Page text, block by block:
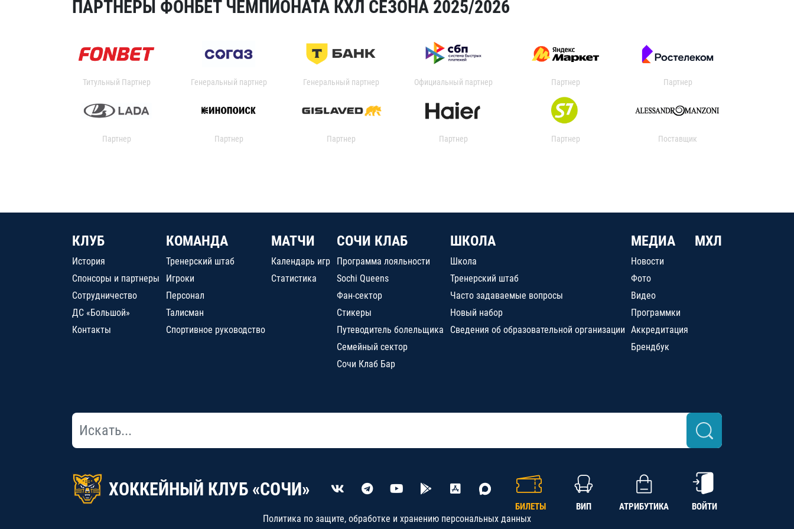
ПАРТНЕРЫ ФОНБЕТ ЧЕМПИОНАТА КХЛ СЕЗОНА 2025/2026
Титульный Партнер Генеральный партнер Генеральный партнер Официальный партнер Партнер Партнер
Партнер Партнер Партнер Партнер Партнер Поставщик
КЛУБ
История
Спонсоры и партнеры
Сотрудничество
ДС «Большой»
Контакты
КОМАНДА
Тренерский штаб
Игроки
Персонал
Талисман
Спортивное руководство
МАТЧИ
Календарь игр
Статистика
СОЧИ КЛАБ
Программа лояльности
Sochi Queens
Фан-сектор
Стикеры
Путеводитель болельщика
Семейный сектор
Сочи Клаб Бар
ШКОЛА
Школа
Тренерский штаб
Часто задаваемые вопросы
Новый набор
Сведения об образовательной организации
МЕДИА
Новости
Фото
Видео
Программки
Аккредитация
Брендбук
МХЛ
ХОККЕЙНЫЙ КЛУБ «СОЧИ»
БИЛЕТЫ ВИП АТРИБУТИКА ВОЙТИ
Политика по защите, обработке и хранению персональных данных